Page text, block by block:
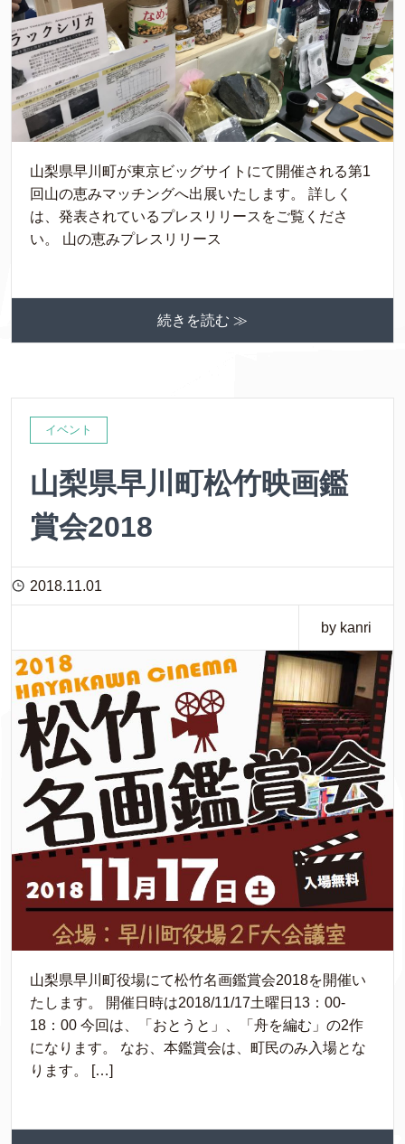
山梨県早川町が東京ビッグサイトにて開催される第1
回山の恵みマッチングへ出展いたします。 詳しく
は、発表されているプレスリリースをご覧くださ
い。 山の恵みプレスリリース
続きを読む ≫
イベント
山梨県早川町松竹映画鑑
賞会2018
2018.11.01
by kanri
山梨県早川町役場にて松竹名画鑑賞会2018を開催い
たします。 開催日時は2018/11/17土曜日13：00-
18：00 今回は、「おとうと」、「舟を編む」の2作
になります。 なお、本鑑賞会は、町民のみ入場とな
ります。 […]